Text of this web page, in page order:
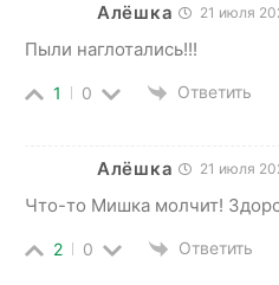
Алёшка 21 июля
Пыли наглотались!!!
1 0 Ответить
Алёшка 21 июля
Что-то Мишка молчит!
2 0 Ответить